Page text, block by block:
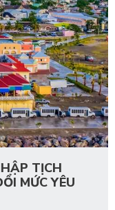
TỊCH
MỨC YÊU